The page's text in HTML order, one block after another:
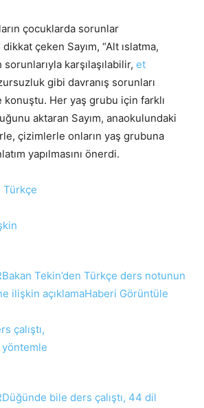
çocuklarda sorunlar
çeken Sayım, “Alt ıslatma,
karşılaşılabilir, et
gibi davranış sorunları
konuştu. Her yaş grubu için farklı
aktaran Sayım, anaokulundaki
çizimlerle onların yaş grubuna
yapılmasını önerdi.
Bakan Tekin’den Türkçe ders notunun
ilişkin açıklamaHaberi Görüntüle
Düğünde bile ders çalıştı, 44 dil